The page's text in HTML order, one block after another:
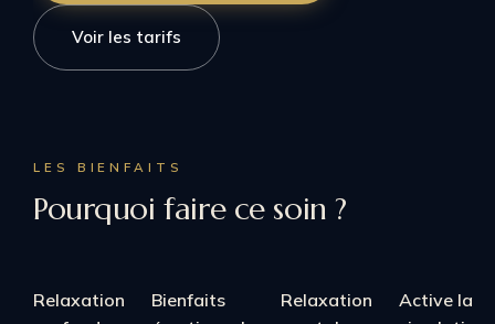
Voir les tarifs
LES BIENFAITS
Pourquoi faire ce soin ?
Relaxation
Bienfaits
Relaxation
Active la